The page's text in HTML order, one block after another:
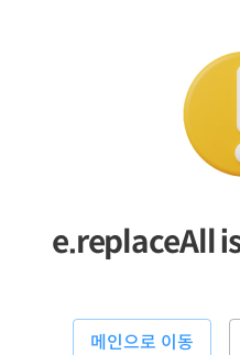
e.replaceAll
메인으로 이동